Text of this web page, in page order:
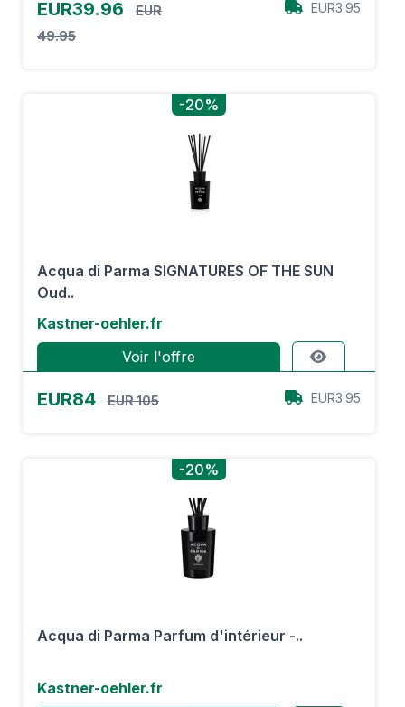
EUR39.96
EUR
49.95
EUR3.95
-20%
Acqua di Parma SIGNATURES OF THE SUN
Oud..
Kastner-oehler.fr
Voir l'offre
EUR84 EUR 105 EUR3.95
-20%
Acqua di Parma Parfum d'intérieur -..
Kastner-oehler.fr